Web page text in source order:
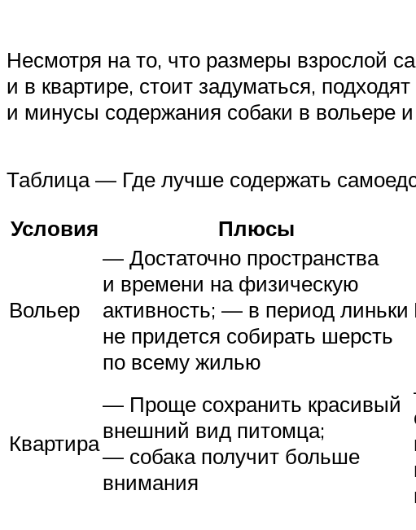
Несмотря на то, что размеры взрослой
и в квартире, стоит задуматься,
и минусы содержания собаки в вольере
Таблица — Где лучше содержать
Условия
Плюсы
Вольер
— Достаточно пространства
и времени на физическую
активность; — в период линьки
не придется собирать шерсть
по всему жилью
Квартира
— Проще сохранить красивый
внешний вид питомца;
— собака получит больше
внимания